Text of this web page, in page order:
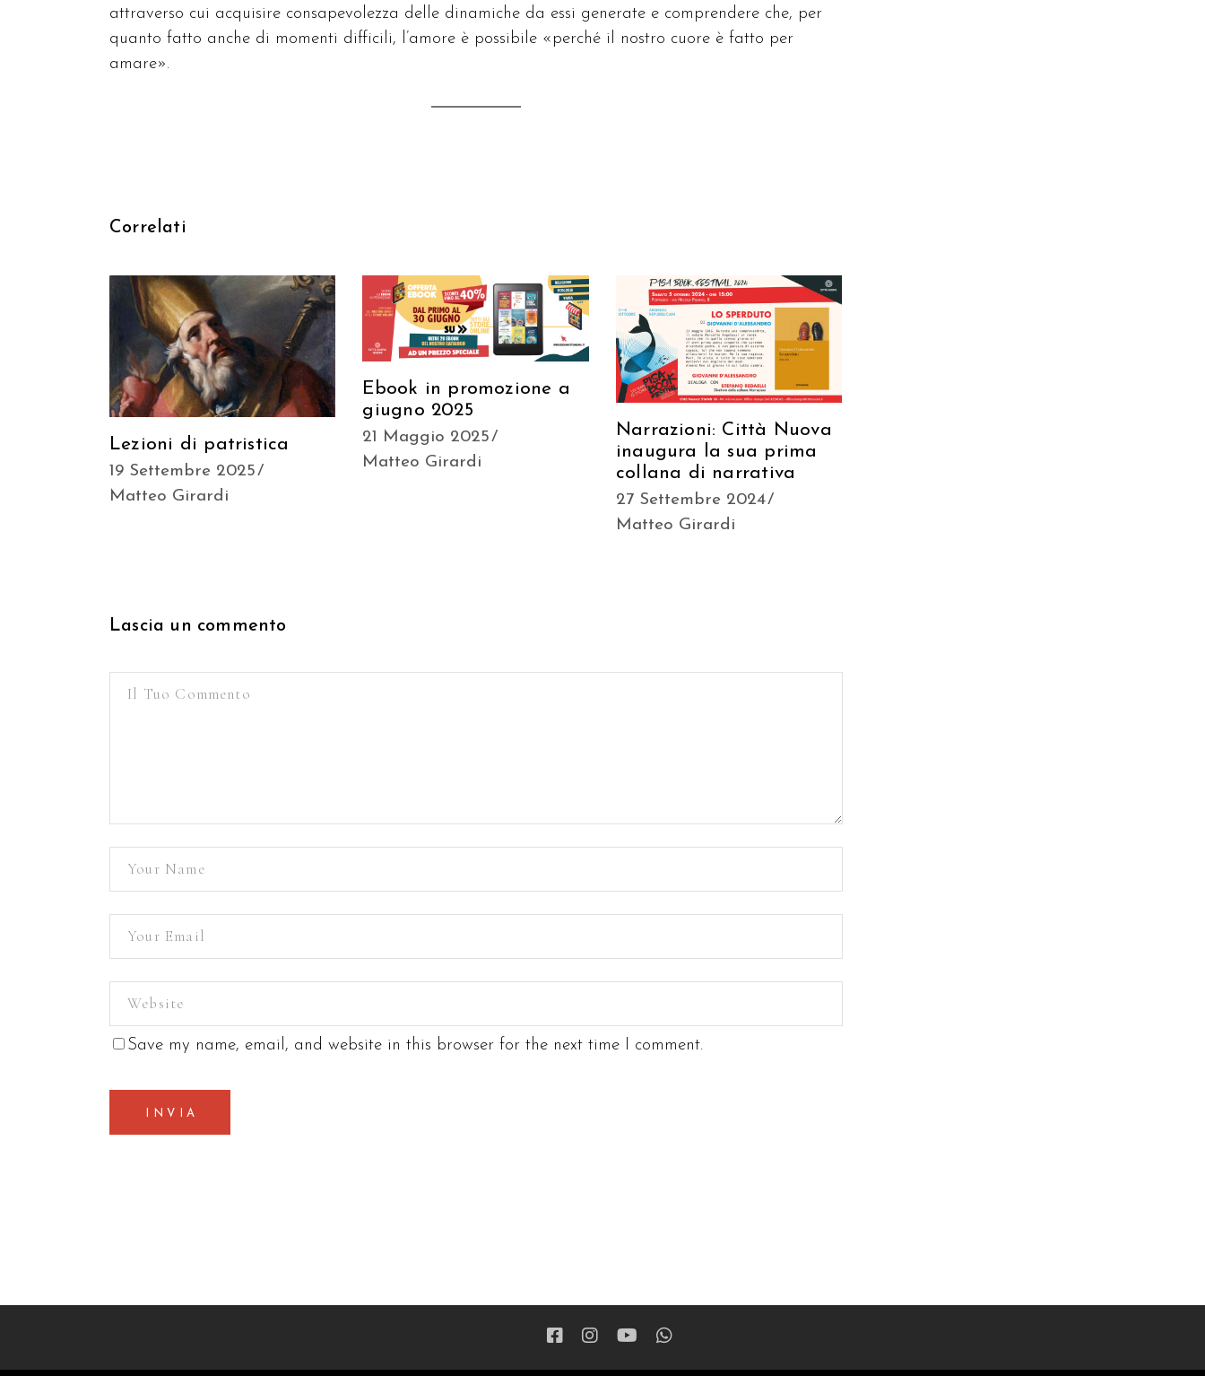
attraverso cui acquisire consapevolezza delle dinamiche da essi generate e comprendere che, per
quanto fatto anche di momenti difficili, l’amore è possibile «perché il nostro cuore è fatto per
amare».
Correlati
Lezioni di patristica
19 Settembre 2025
Matteo Girardi
Ebook in promozione a
giugno 2025
21 Maggio 2025
Matteo Girardi
Narrazioni: Città Nuova
inaugura la sua prima
collana di narrativa
27 Settembre 2024
Matteo Girardi
Lascia un commento
Save my name, email, and website in this browser for the next time I comment.
INVIA